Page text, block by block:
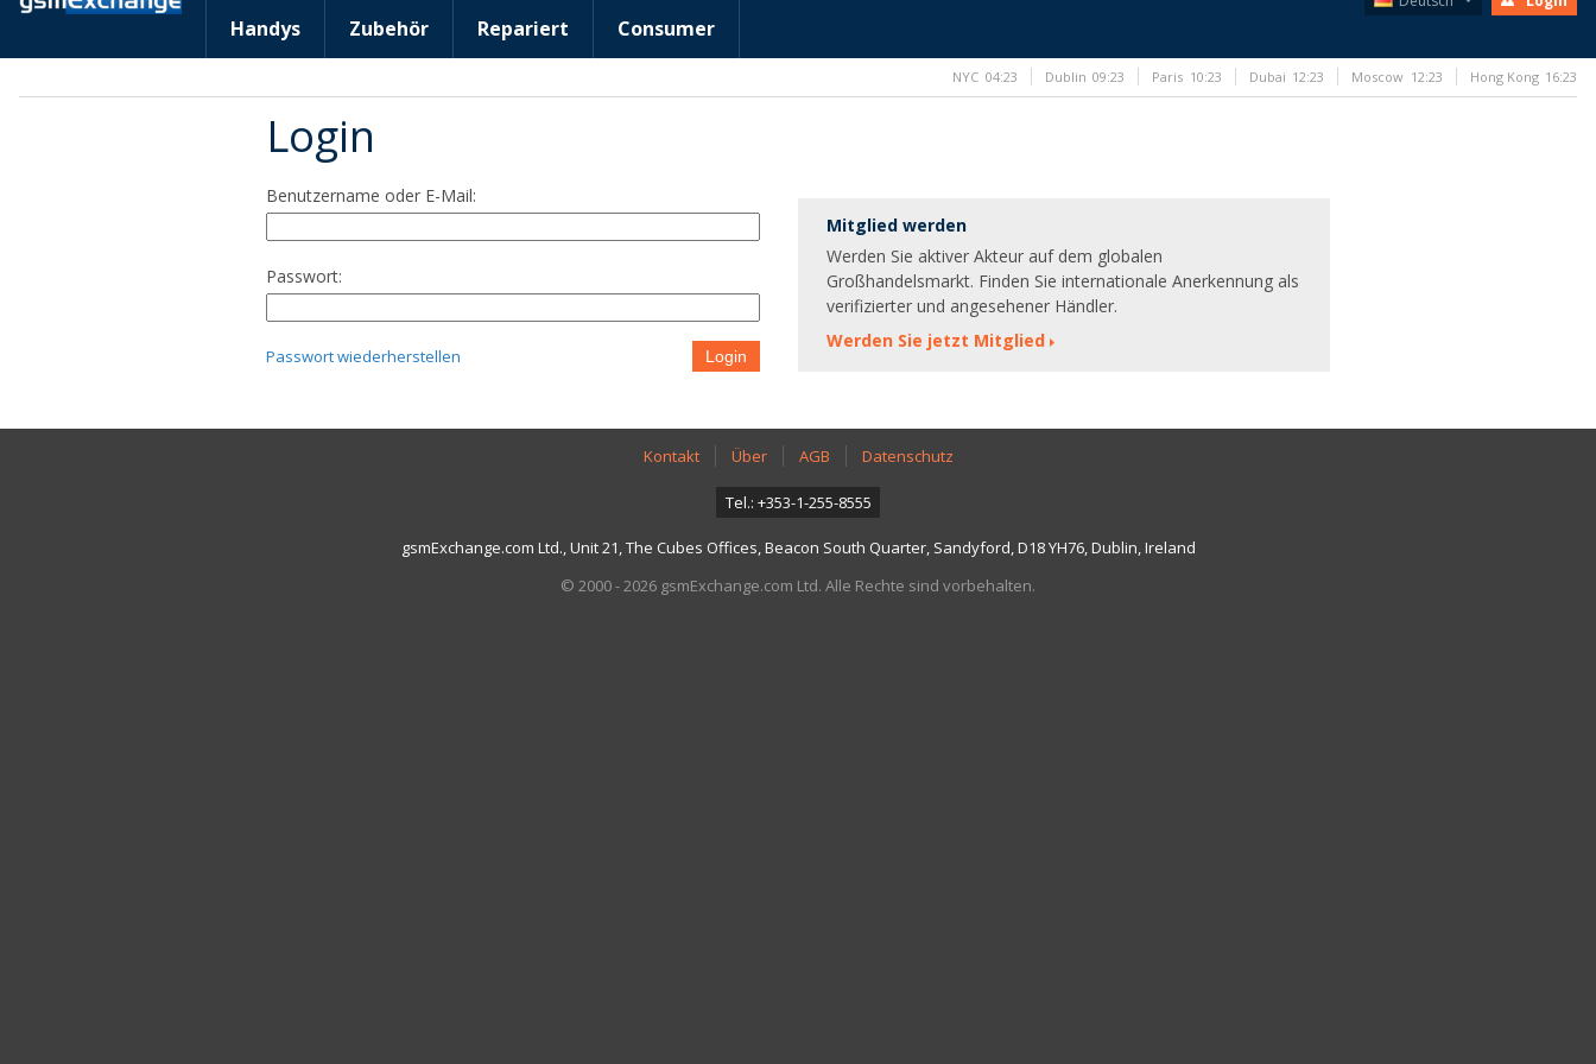
Handys Zubehör Repariert Consumer
Login
Benutzername oder E-Mail:
Passwort:
Passwort wiederherstellen Login
Mitglied werden
Werden Sie aktiver Akteur auf dem globalen
Großhandelsmarkt. Finden Sie internationale Anerkennung als
verifizierter und angesehener Händler.
Werden Sie jetzt Mitglied
Kontakt Über AGB Datenschutz
Tel.: +353-1-255-8555
gsmExchange.com Ltd., Unit 21, The Cubes Offices, Beacon South Quarter, Sandyford, D18 YH76, Dublin, Ireland
© 2000 - 2026 gsmExchange.com Ltd. Alle Rechte sind vorbehalten.
NYC 04:23 Dublin 09:23 Paris 10:23 Dubai 12:23 Moscow 12:23 Hong Kong 16:23